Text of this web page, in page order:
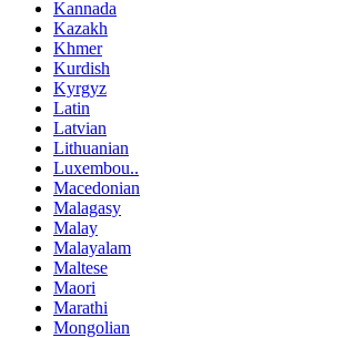
Kannada
Kazakh
Khmer
Kurdish
Kyrgyz
Latin
Latvian
Lithuanian
Luxembou..
Macedonian
Malagasy
Malay
Malayalam
Maltese
Maori
Marathi
Mongolian